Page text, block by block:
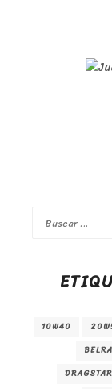
10W40